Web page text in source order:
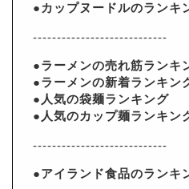
●カップヌードルのランキ
----------------------------
●ラーメンの売れ筋ランキ
●ラーメンの新着ランキン
●人気の袋麺ランキング
●人気のカップ麺ランキン
----------------------------
●アイランド食品のランキ